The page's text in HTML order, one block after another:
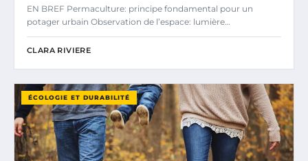
EN BREF Permaculture: principe fondamental pour un
potager urbain Observation de l’espace: lumière…
CLARA RIVIERE
ÉCOLOGIE ET DURABILITÉ